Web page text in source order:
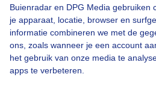
Buienradar en DPG Media gebruiken
je apparaat, locatie, browser en
informatie combineren we met de
ons, zoals wanneer je een account
het gebruik van onze media te
apps te verbeteren.
Bekijk slideshow